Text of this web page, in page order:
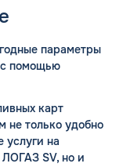
параметры
помощью
карт
не только удобно
услуги на
ЛОГАЗ SV, но и